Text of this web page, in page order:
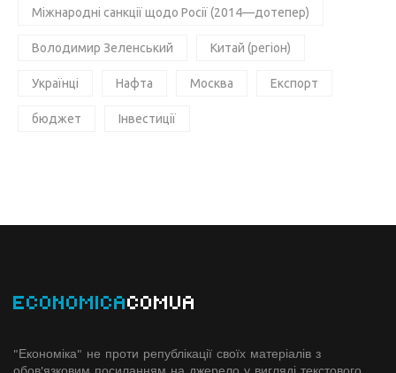
Міжнародні санкції щодо Росії (2014—дотепер)
Володимир Зеленський Китай (регіон)
Українці Нафта Москва Експорт
бюджет Інвестиції
ECONOMICACOMUA
"Економіка" не проти републікації своїх матеріалів з
обов'язковим посиланням на джерело у вигляді текстового